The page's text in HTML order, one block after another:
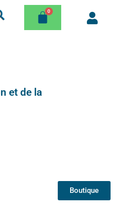
et de la
Boutique